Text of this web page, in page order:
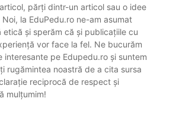
părți dintr-un articol sau o idee
la EduPedu.ro ne-am asumat
și sperăm că și publicațiile cu
vor face la fel. Ne bucurăm
interesante pe Edupedu.ro și suntem
rugămintea noastră de a cita sursa
reciprocă de respect și
mulțumim!